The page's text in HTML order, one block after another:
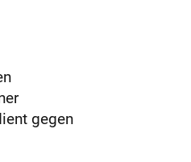
gegen